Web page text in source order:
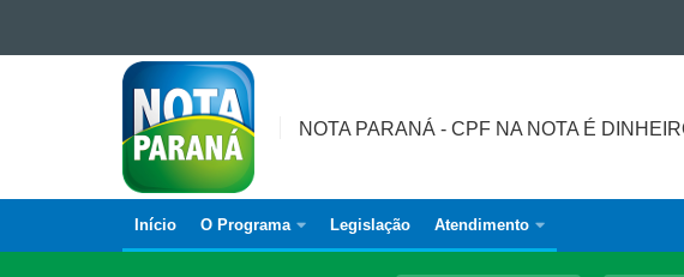
Ir para o conteúdo
Ir para a navegação
NOTA
PARANÁ
-
CPF
NA
NOTA
É
NOTA PARANÁ - CPF NA NOTA É
Navegação
Início O Programa Legislação Atendimento